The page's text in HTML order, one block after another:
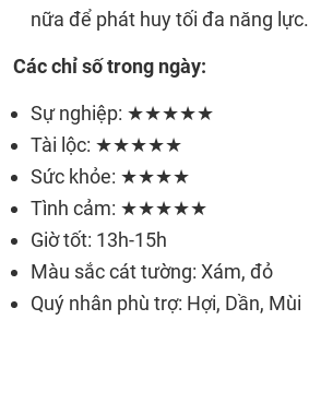
nữa để phát huy tối đa năng lực.
Các chỉ số trong ngày:
Sự nghiệp: ★★★★★
Tài lộc: ★★★★★
Sức khỏe: ★★★★
Tình cảm: ★★★★★
Giờ tốt: 13h-15h
Màu sắc cát tường: Xám, đỏ
Quý nhân phù trợ: Hợi, Dần, Mùi